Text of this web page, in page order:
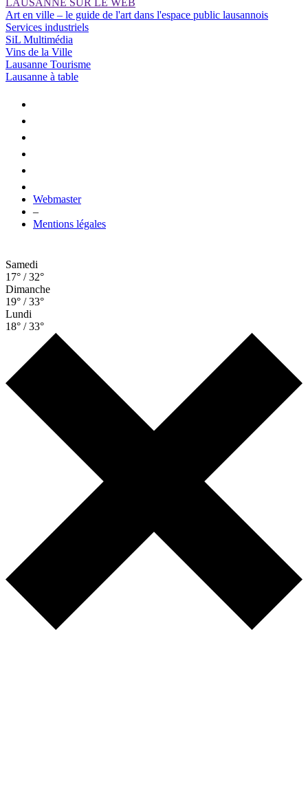
LAUSANNE SUR LE WEB
Art en ville – le guide de l'art dans l'espace public lausannois
Services industriels
SiL Multimédia
Vins de la Ville
Lausanne Tourisme
Lausanne à table
Webmaster
–
Mentions légales
Samedi
17° / 32°
Dimanche
19° / 33°
Lundi
18° / 33°